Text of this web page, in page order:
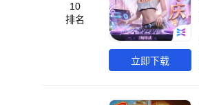
10
排名
立即下载